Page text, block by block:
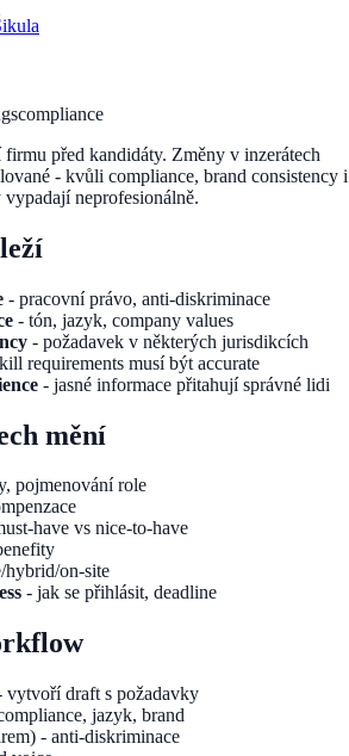
compliance
firmu před kandidáty. Změny v inzerátech
- kvůli compliance, brand consistency i
neprofesionálně.
- pracovní právo, anti-diskriminace
- tón, jazyk, company values
- požadavek v některých jurisdikcích
requirements musí být accurate
- jasné informace přitahují správné lidi
mění
pojmenování role
have vs nice-to-have
hybrid/on-site
- jak se přihlásit, deadline
vytvoří draft s požadavky
jazyk, brand
- anti-diskriminace